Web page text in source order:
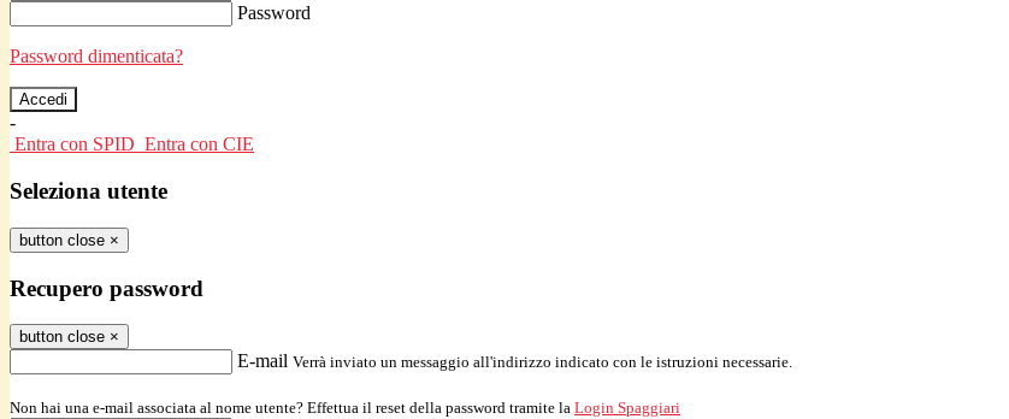
Password
Password dimenticata?
-
Entra con SPID Entra con CIE
Seleziona utente
button close ×
Recupero password
button close ×
E-mail Verrà inviato un messaggio all'indirizzo indicato con le istruzioni necessarie.
Non hai una e-mail associata al nome utente? Effettua il reset della password tramite la Login Spaggiari